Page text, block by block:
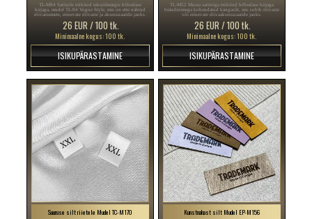
TL-M94 Satiinile trükitud tekstiilmärgis hõbedase
kirjaga, mudel TL-94 Vogue Style, mis on ette nähtud
rõivaesemete, erinevate rõivaste ja aksessuaaride jaoks.
26 EUR / 100 tk.
Minimaalne kogus: 100 tk.
ISIKUPÄRASTAMINE
TL-M52 Musta satiiniga trükitud hõbedase kirjaga
brändinimega kohandatud kangasilt, mis sobib rõivaste
või erinevate rõivaaksessuaaride jaoks.
26 EUR / 100 tk.
Minimaalne kogus: 100 tk.
ISIKUPÄRASTAMINE
Suuruse silt riietele Mudel TC-M170 Kunstnahast silt Mudel EP-M156